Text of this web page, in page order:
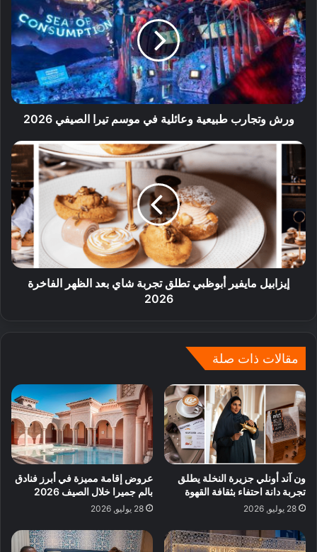
ورش وتجارب طبيعية وعائلية في موسم تيرا الصيفي 2026
إيزابيل مايفير أبوظبي تطلق تجربة شاي بعد الظهر الفاخرة
2026
مقالات ذات صلة
ون آند أونلي جزيرة النخلة يطلق
تجربة دانة احتفاء بثقافة القهوة
28 يوليو, 2026
عروض إقامة مميزة في أبرز فنادق
بالم جميرا خلال الصيف 2026
28 يوليو, 2026